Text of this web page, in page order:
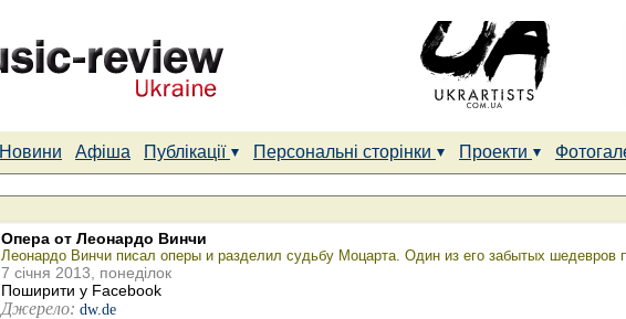
Новини Афіша Публікації Персональні сторінки Проекти
Опера от Леонардо Винчи
Леонардо Винчи писал оперы и разделил судьбу Моцарта. Один из его забытых шедевров
7 січня 2013, понеділок
Поширити у Facebook
Джерело: dw.de